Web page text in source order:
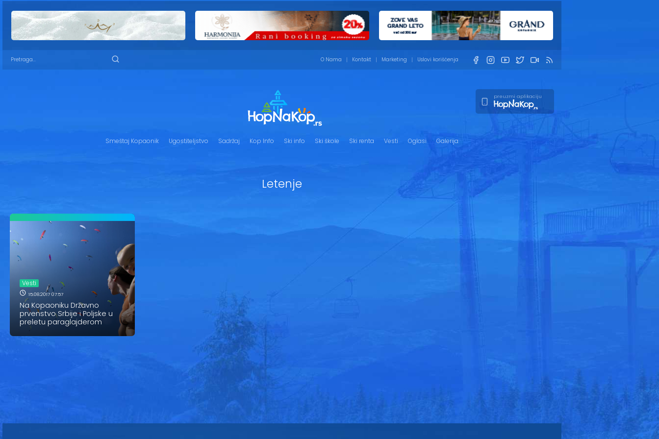
O Nama Kontakt Marketing Uslovi korišćenja
preuzmi aplikaciju
Smeštaj Kopaonik Ugostiteljstvo Sadržaj Kop Info Ski info Ski škole Ski renta Vesti Oglasi Galerija
Letenje
Vesti
15.08.2017 07:57
Na Kopaoniku Državno
prvenstvo Srbije i Poljske u
preletu paraglajderom